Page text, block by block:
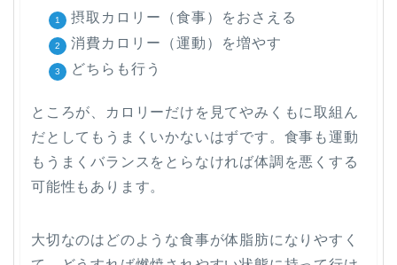
摂取カロリー（食事）をおさえる
消費カロリー（運動）を増やす
どちらも行う
ところが、カロリーだけを見てやみくもに取組ん
だとしてもうまくいかないはずです。食事も運動
もうまくバランスをとらなければ体調を悪くする
可能性もあります。
大切なのはどのような食事が体脂肪になりやすく